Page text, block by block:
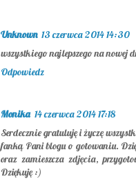
Unknown 13 czerwca 2014 14:30
wszystkiego najlepszego na nowej
Odpowiedz
Monika 14 czerwca 2014 17:18
Serdecznie gratuluję i życzę
fanką Pani blogu o gotowaniu.
oraz zamieszcza zdjęcia,
Dziękuję :)